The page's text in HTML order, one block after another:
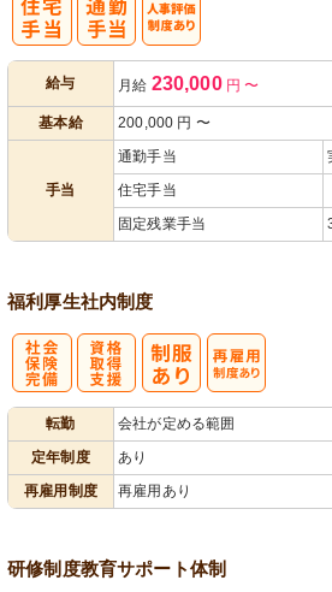
給与 月給 230,000円〜
基本給 200,000 円 〜
手当
通勤手当
住宅手当
固定残業手当
福利厚生社内制度
転勤
会社が定める範囲
定年制度
あり
再雇用制度
再雇用あり
研修制度教育サポート体制